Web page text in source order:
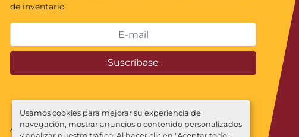
Usamos cookies para mejorar su experiencia de
navegación, mostrar anuncios o contenido personalizados
de inventario
Suscríbase
Administrar cookies